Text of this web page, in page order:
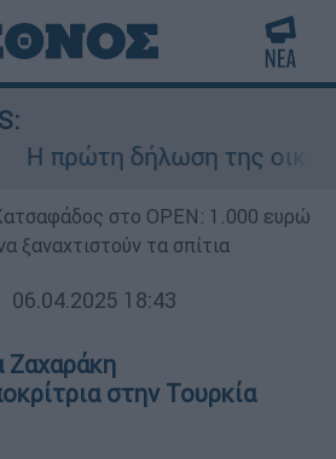
δήλωση της
στο OPEN: 1.000 ευρώ
ξαναχτιστούν τα σπίτια
06.04.2025 18:43
Ζαχαράκη
στην Τουρκία